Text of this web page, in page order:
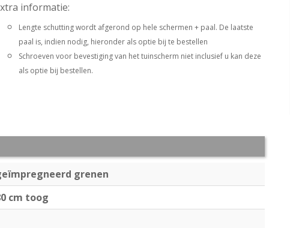
informatie:
Lengte schutting wordt afgerond op hele schermen + paal. De laatste
paal is, indien nodig, hieronder als optie bij te bestellen
Schroeven voor bevestiging van het tuinscherm niet inclusief u kan deze
als optie bij bestellen.
grenen
cm toog